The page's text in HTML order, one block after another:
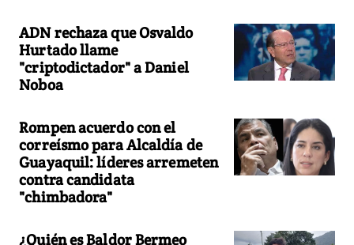
ADN rechaza que Osvaldo
Hurtado llame
"criptodictador" a Daniel
Noboa
Rompen acuerdo con el
correísmo para Alcaldía de
Guayaquil: líderes arremeten
contra candidata
"chimbadora"
¿Quién es Baldor Bermeo